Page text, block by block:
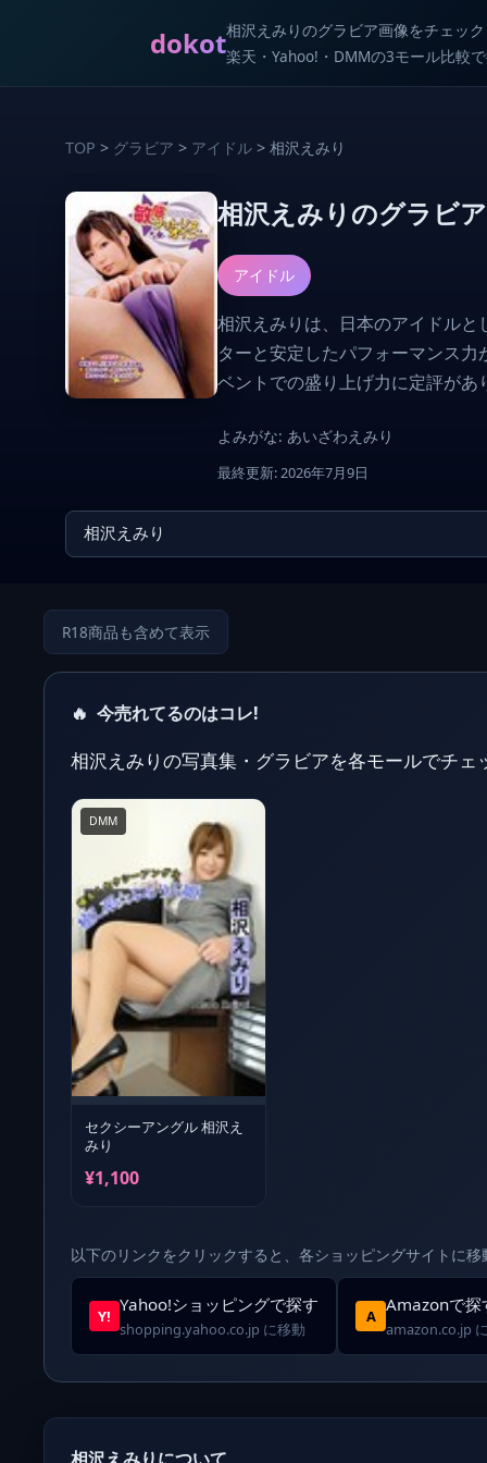
dokot相沢えみりのグラビア画像をチェック
楽天・Yahoo!・DMMの3モール比較
TOP > グラビア > アイドル > 相沢えみり
相沢えみりのグラビ
アイドル
相沢えみりは、日本のアイドル
ターと安定したパフォーマンス
ベントでの盛り上げ力に定評が
よみがな: あいざわえみり
最終更新: 2026年7月9日
R18商品も含めて表示
🔥 今売れてるのはコレ!
相沢えみりの写真集・グラビアを各モールでチェ
DMM
セクシーアングル 相沢え
みり
¥1,100
以下のリンクをクリックすると、各ショッピングサイトに移
Y!
Yahoo!ショッピングで探す
shopping.yahoo.co.jp に移動
A
Amazonで探
amazon.co.jp